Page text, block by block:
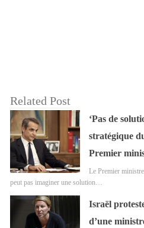
Related Post
‘Pas de
stratégique
Premier
Le Premier
peut pas imaginer une solution…
Israël
d’une